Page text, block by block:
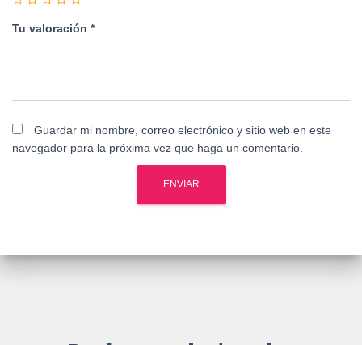
Tu valoración *
Guardar mi nombre, correo electrónico y sitio web en este
navegador para la próxima vez que haga un comentario.